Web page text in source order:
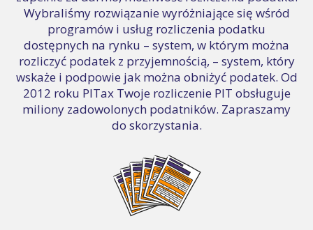
Wybraliśmy rozwiązanie wyróżniające się wśród
programów i usług rozliczenia podatku
dostępnych na rynku – system, w którym można
rozliczyć podatek z przyjemnością, – system, który
wskaże i podpowie jak można obniżyć podatek. Od
2012 roku PITax Twoje rozliczenie PIT obsługuje
miliony zadowolonych podatników. Zapraszamy
do skorzystania.